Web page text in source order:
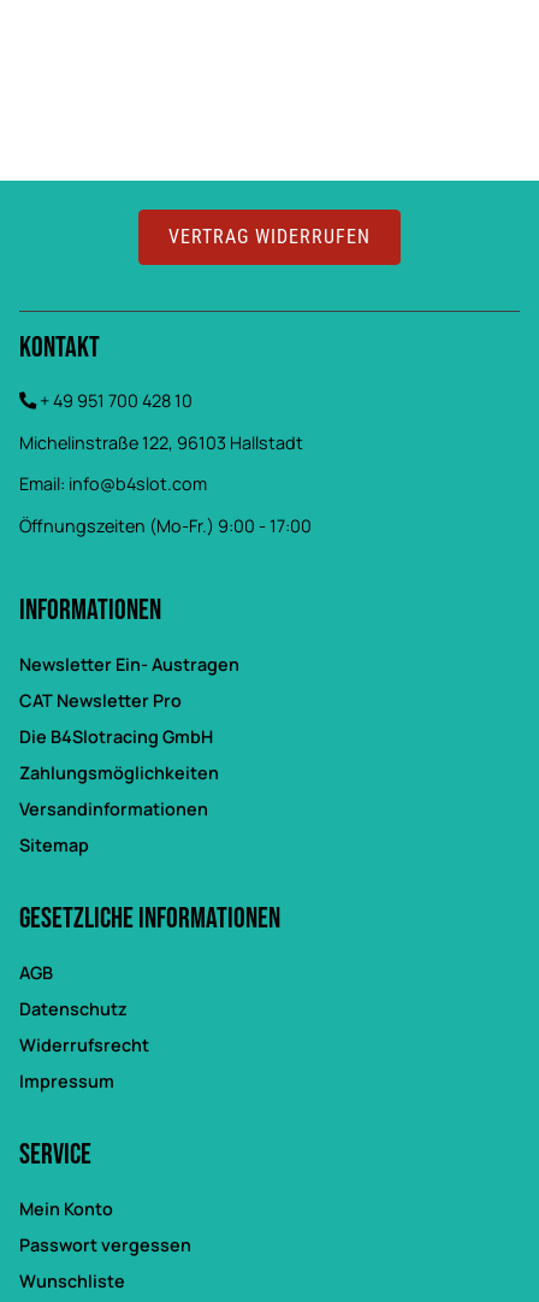
VERTRAG WIDERRUFEN
Kontakt
+ 49 951 700 428 10
Michelinstraße 122, 96103 Hallstadt
Email: info@b4slot.com
Öffnungszeiten (Mo-Fr.) 9:00 - 17:00
Informationen
Newsletter Ein- Austragen
CAT Newsletter Pro
Die B4Slotracing GmbH
Zahlungsmöglichkeiten
Versandinformationen
Sitemap
Gesetzliche Informationen
AGB
Datenschutz
Widerrufsrecht
Impressum
Service
Mein Konto
Passwort vergessen
Wunschliste